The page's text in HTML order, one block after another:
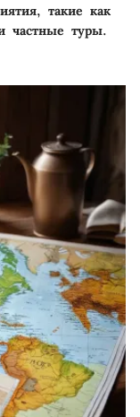
такие как
частные туры.